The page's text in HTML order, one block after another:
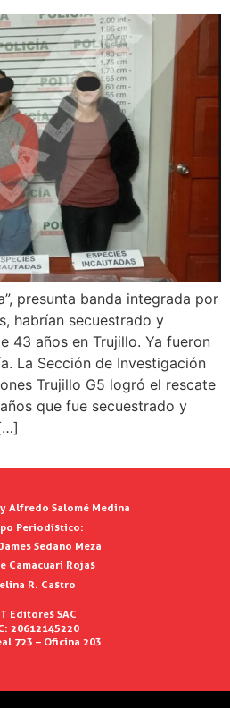
presunta banda integrada por
habrían secuestrado y
43 años en Trujillo. Ya fueron
La Sección de Investigación
Trujillo G5 logró el rescate
que fue secuestrado y
Alfredo Salomé Medina
Periodístico:
Sedano Meza
Camacuari Rojas
R. Castro
Editores SAC
20612145220
723 – Oficina 203